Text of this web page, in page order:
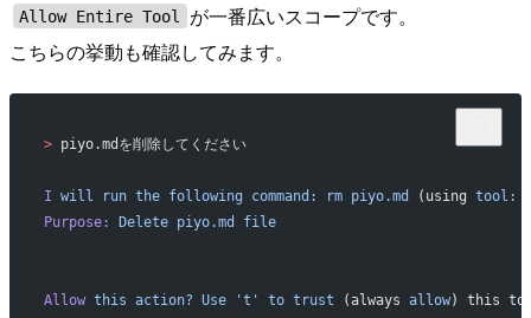
Allow Entire Tool
が一番広いスコープです。
こちらの挙動も確認してみます。
> piyo.mdを削除してください
I will run the following command: rm piyo.md (using tool:
Purpose:
Delete piyo.md file
Allow this action? Use 't' to trust (always allow) this